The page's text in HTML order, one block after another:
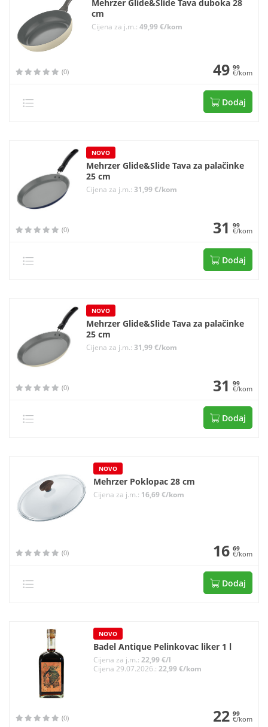
Mehrzer Glide&Slide Tava duboka 28
cm
Cijena za j.m.: 49,99 €/kom
(0) 49 99
€/kom
Dodaj
NOVO
Mehrzer Glide&Slide Tava za palačinke
25 cm
Cijena za j.m.: 31,99 €/kom
(0) 31 99
€/kom
Dodaj
NOVO
Mehrzer Glide&Slide Tava za palačinke
25 cm
Cijena za j.m.: 31,99 €/kom
(0) 31 99
€/kom
Dodaj
NOVO
Mehrzer Poklopac 28 cm
Cijena za j.m.: 16,69 €/kom
(0) 16 69
€/kom
Dodaj
NOVO
Badel Antique Pelinkovac liker 1 l
Cijena za j.m.: 22,99 €/l
Cijena 29.07.2026.: 22,99 €/kom
(0) 22 99
€/kom